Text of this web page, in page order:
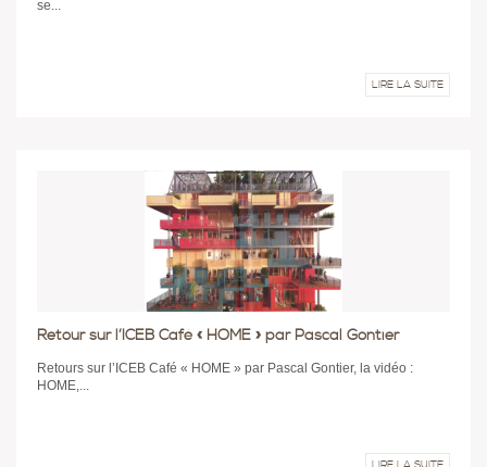
se...
LIRE LA SUITE
Retour sur l’ICEB Café « HOME » par Pascal Gontier
Retours sur l’ICEB Café « HOME » par Pascal Gontier, la vidéo :
HOME,...